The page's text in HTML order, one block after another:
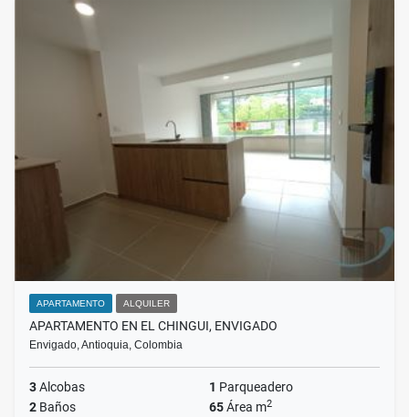
APARTAMENTO ALQUILER
APARTAMENTO EN EL CHINGUI, ENVIGADO
Envigado, Antioquia, Colombia
3Alcobas 1 Parqueadero
2 Baños 65Área m2